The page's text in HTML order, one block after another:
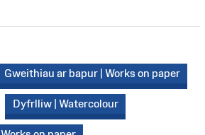
Gweithiau ar bapur | Works on paper
Dyfrlliw | Watercolour